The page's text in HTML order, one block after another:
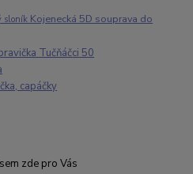
sloník Kojenecká 5D souprava do
Tučňáčci 50
capáčky
zde pro Vás